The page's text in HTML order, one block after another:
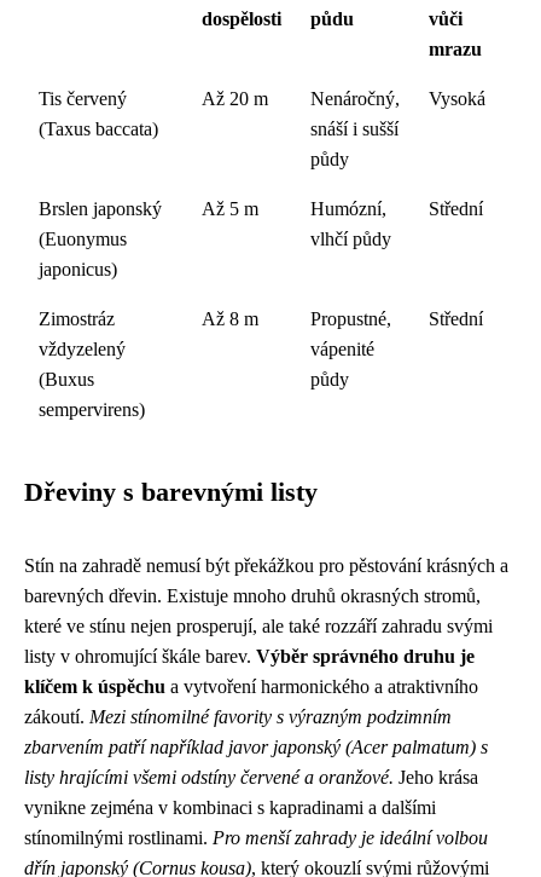
dospělosti
půdu
vůči
mrazu
Tis červený
(Taxus baccata)
Až 20 m
Nenáročný,
snáší i sušší
půdy
Vysoká
Brslen japonský
(Euonymus
japonicus)
Až 5 m
Humózní,
vlhčí půdy
Střední
Zimostráz
vždyzelený
(Buxus
sempervirens)
Až 8 m
Propustné,
vápenité
půdy
Střední
Dřeviny s barevnými listy
Stín na zahradě nemusí být překážkou pro pěstování krásných a
barevných dřevin. Existuje mnoho druhů okrasných stromů,
které ve stínu nejen prosperují, ale také rozzáří zahradu svými
listy v ohromující škále barev. Výběr správného druhu je
klíčem k úspěchu a vytvoření harmonického a atraktivního
zákoutí. Mezi stínomilné favority s výrazným podzimním
zbarvením patří například javor japonský (Acer palmatum) s
listy hrajícími všemi odstíny červené a oranžové. Jeho krása
vynikne zejména v kombinaci s kapradinami a dalšími
stínomilnými rostlinami. Pro menší zahrady je ideální volbou
dřín japonský (Cornus kousa), který okouzlí svými růžovými